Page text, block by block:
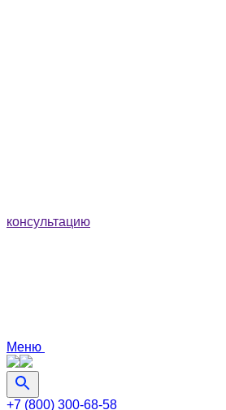
консультацию
Меню
+7 (800) 300-68-58